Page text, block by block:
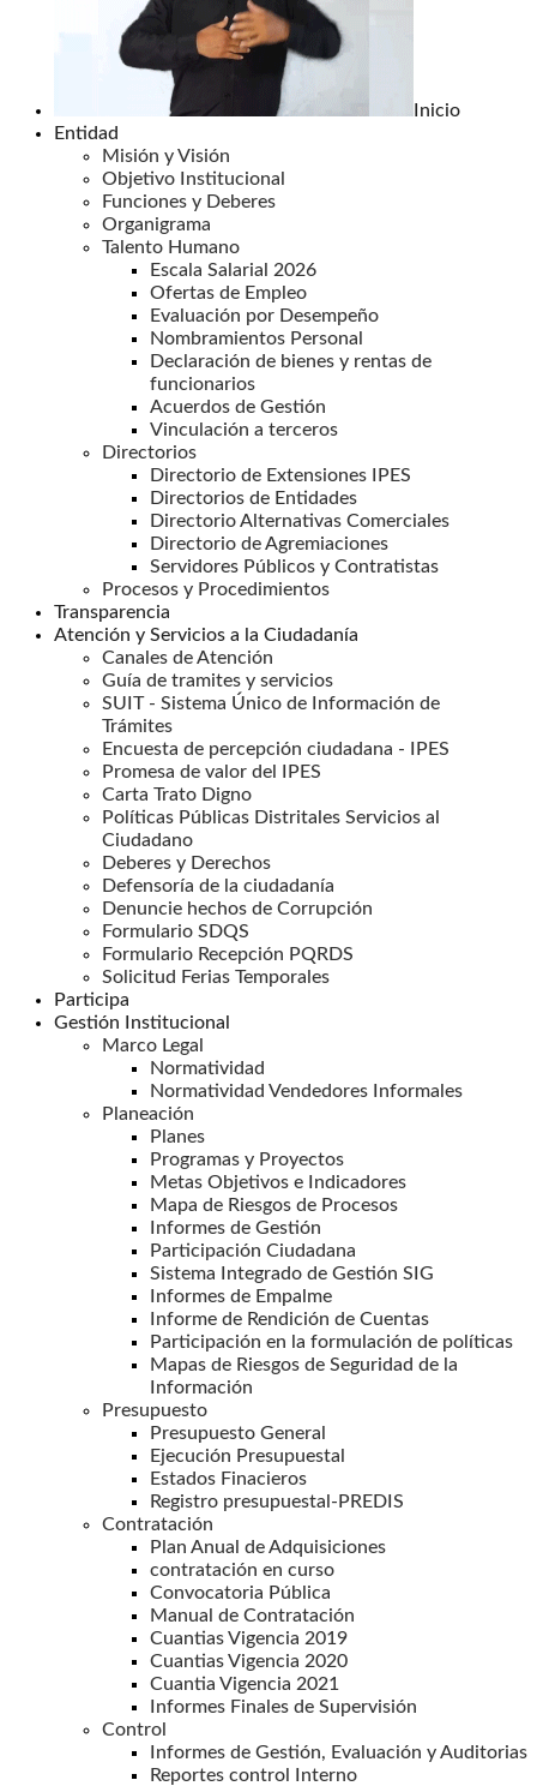
Inicio
Entidad
Misión y Visión
Objetivo Institucional
Funciones y Deberes
Organigrama
Talento Humano
Escala Salarial 2026
Ofertas de Empleo
Evaluación por Desempeño
Nombramientos Personal
Declaración de bienes y rentas de
funcionarios
Acuerdos de Gestión
Vinculación a terceros
Directorios
Directorio de Extensiones IPES
Directorios de Entidades
Directorio Alternativas Comerciales
Directorio de Agremiaciones
Servidores Públicos y Contratistas
Procesos y Procedimientos
Transparencia
Atención y Servicios a la Ciudadanía
Canales de Atención
Guía de tramites y servicios
SUIT - Sistema Único de Información de
Trámites
Encuesta de percepción ciudadana - IPES
Promesa de valor del IPES
Carta Trato Digno
Políticas Públicas Distritales Servicios al
Ciudadano
Deberes y Derechos
Defensoría de la ciudadanía
Denuncie hechos de Corrupción
Formulario SDQS
Formulario Recepción PQRDS
Solicitud Ferias Temporales
Participa
Gestión Institucional
Marco Legal
Normatividad
Normatividad Vendedores Informales
Planeación
Planes
Programas y Proyectos
Metas Objetivos e Indicadores
Mapa de Riesgos de Procesos
Informes de Gestión
Participación Ciudadana
Sistema Integrado de Gestión SIG
Informes de Empalme
Informe de Rendición de Cuentas
Participación en la formulación de políticas
Mapas de Riesgos de Seguridad de la
Información
Presupuesto
Presupuesto General
Ejecución Presupuestal
Estados Finacieros
Registro presupuestal-PREDIS
Contratación
Plan Anual de Adquisiciones
contratación en curso
Convocatoria Pública
Manual de Contratación
Cuantias Vigencia 2019
Cuantias Vigencia 2020
Cuantia Vigencia 2021
Informes Finales de Supervisión
Control
Informes de Gestión, Evaluación y Auditorias
Reportes control Interno